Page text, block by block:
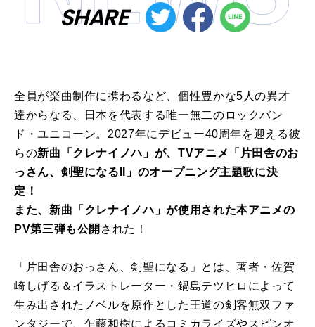
SHARE
全員が楽曲制作に携わるなど、個性豊かな5人の異才
達からなる、日本を代表する唯一無二のロックバン
ド・ユニコーン。2027年にデビュー40周年を迎える彼
らの新曲「クレナイノハ」が、TVアニメ「片田舎のお
っさん、剣聖になるII」のオープニング主題歌に決
定！
また、新曲「クレナイノハ」が使用された本アニメの
PV第三弾も公開 された！
「片田舎のおっさん、剣聖になる」とは、著者・佐賀
崎しげる＆イラストレーター・鍋島テツヒロによって
生み出されたノベルを原作とした王道の剣客無双ファ
ンタジーで、乍藤和樹によるコミカライズやスピンオ